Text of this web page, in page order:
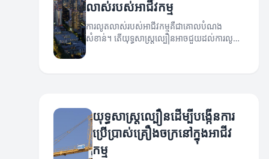
លាស់របស់អាជីវកម្ម
ការលូតលាស់របស់អាជីវកម្មគឺជាគោលបំណង
សំខាន់។ តើយុទ្ធសាស្ត្រល្បឿនអាចជួយដល់ការលូត
យុទ្ធសាស្ត្រល្បឿនដើម្បីបង្កើនការ
ប្រើប្រាស់គ្រឿងចក្រនៅក្នុងអាជីវ
កម្ម